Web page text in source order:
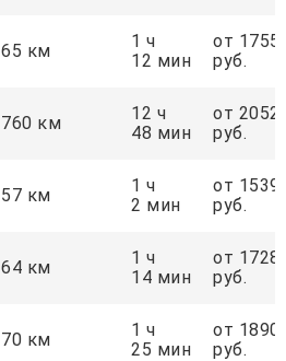
65 км
1 ч
12 мин
от 1755
руб.
760 км
12 ч
48 мин
от
руб.
57 км
1 ч
2 мин
от 1539
руб.
64 км
1 ч
14 мин
от 1728
руб.
70 км
1 ч
25 мин
от 1890
руб.